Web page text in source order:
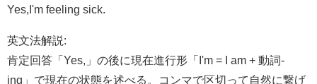
Yes,I'm feeling sick.
英文法解説:
肯定回答「Yes,」の後に現在進行形「I'm = I am + 動詞-
ing」で現在の状態を述べる。コンマで区切って自然に繋げ